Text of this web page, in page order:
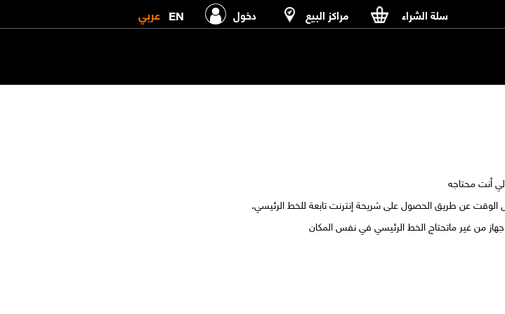
سلة الشراء مراكز البيع دخول EN عربي
أنت محتاجه
عن طريق الحصول على شريحة إنترنت تابعة للخط الرئيسي.